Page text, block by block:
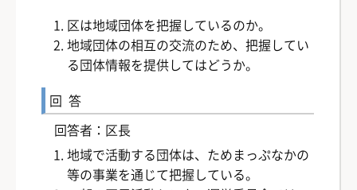
区は地域団体を把握しているのか。
地域団体の相互の交流のため、把握してい
る団体情報を提供してはどうか。
回答
回答者：区長
地域で活動する団体は、ためまっぷなかの
等の事業を通じて把握している。